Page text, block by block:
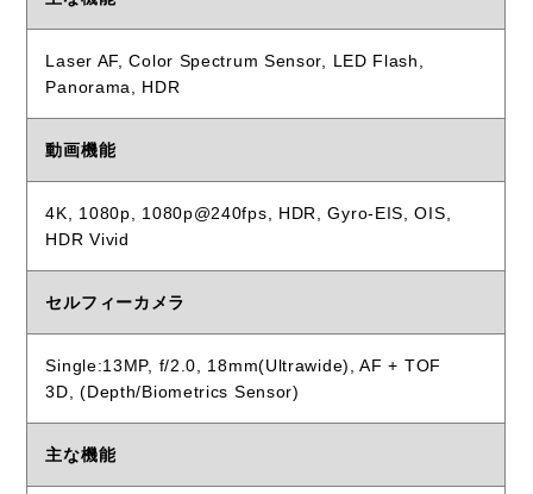
Laser AF, Color Spectrum Sensor, LED Flash,
Panorama, HDR
動画機能
4K, 1080p, 1080p@240fps, HDR, Gyro-EIS, OIS,
HDR Vivid
セルフィーカメラ
Single:13MP, f/2.0, 18mm(Ultrawide), AF + TOF
3D, (Depth/Biometrics Sensor)
主な機能